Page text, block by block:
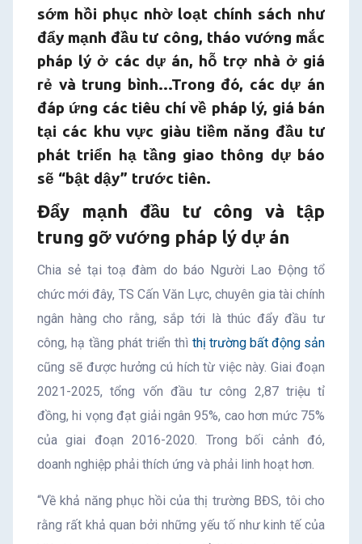
sớm hồi phục nhờ loạt chính sách như
đẩy mạnh đầu tư công, tháo vướng mắc
pháp lý ở các dự án, hỗ trợ nhà ở giá
rẻ và trung bình…Trong đó, các dự án
đáp ứng các tiêu chí về pháp lý, giá bán
tại các khu vực giàu tiềm năng đầu tư
phát triển hạ tầng giao thông dự báo
sẽ “bật dậy” trước tiên.
Đẩy mạnh đầu tư công và tập
trung gỡ vướng pháp lý dự án
Chia sẻ tại toạ đàm do báo Người Lao Động tổ
chức mới đây, TS Cấn Văn Lực, chuyên gia tài chính
ngân hàng cho rằng, sắp tới là thúc đẩy đầu tư
công, hạ tầng phát triển thì thị trường bất động sản
cũng sẽ được hưởng cú hích từ việc này. Giai đoạn
2021-2025, tổng vốn đầu tư công 2,87 triệu tỉ
đồng, hi vọng đạt giải ngân 95%, cao hơn mức 75%
của giai đoạn 2016-2020. Trong bối cảnh đó,
doanh nghiệp phải thích ứng và phải linh hoạt hơn.
“Về khả năng phục hồi của thị trường BĐS, tôi cho
rằng rất khả quan bởi những yếu tố như kinh tế của